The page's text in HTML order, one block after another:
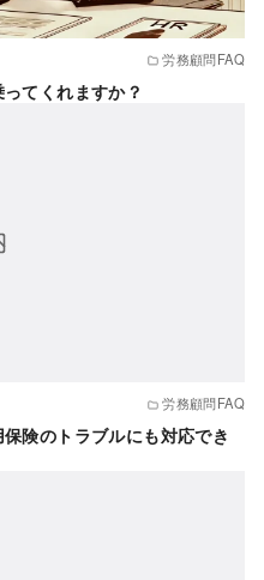
労務顧問FAQ
てくれますか？
労務顧問FAQ
険のトラブルにも対応でき